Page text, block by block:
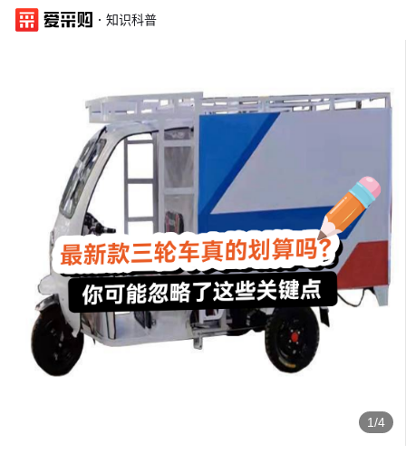
· 知识科普
1/4